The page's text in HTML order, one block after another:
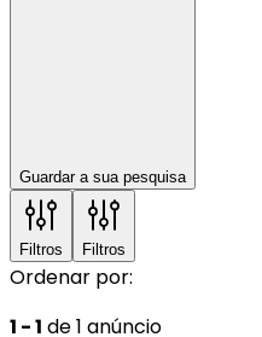
Guardar a sua pesquisa
Filtros Filtros
Ordenar por:
1 - 1 de 1 anúncio